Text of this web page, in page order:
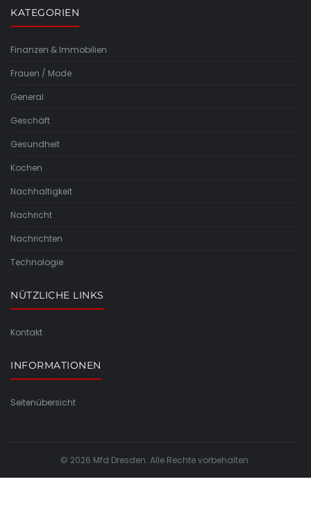
KATEGORIEN
Finanzen & Immobilien
Frauen / Mode
General
Geschäft
Gesundheit
Kochen
Nachhaltigkeit
Nachricht
Nachrichten
Technologie
NÜTZLICHE LINKS
Kontakt
INFORMATIONEN
Seitenübersicht
© 2026 Mfd Dresden. Alle Rechte vorbehalten.